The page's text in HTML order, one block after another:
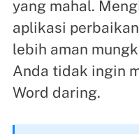
yang mahal.
aplikasi
lebih aman
Anda tidak ingin
Word daring.